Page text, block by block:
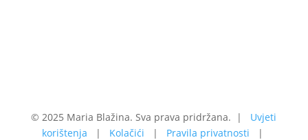
© 2025 Maria Blažina. Sva prava pridržana. | Uvjeti
korištenja | Kolačići | Pravila privatnosti |